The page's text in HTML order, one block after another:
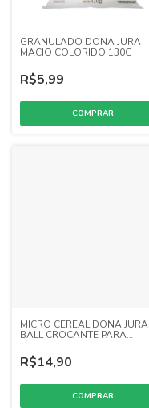
GRANULADO DONA JURA
MACIO COLORIDO 130G
R$5,99
MICRO CEREAL DONA JURA
BALL CROCANTE PARA
R$14,90